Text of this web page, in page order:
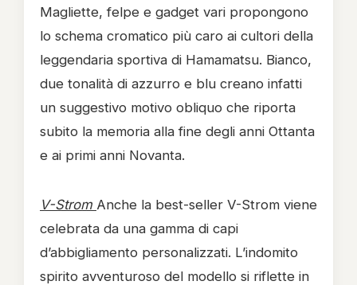
Magliette, felpe e gadget vari propongono
lo schema cromatico più caro ai cultori della
leggendaria sportiva di Hamamatsu. Bianco,
due tonalità di azzurro e blu creano infatti
un suggestivo motivo obliquo che riporta
subito la memoria alla fine degli anni Ottanta
e ai primi anni Novanta.
V-Strom Anche la best-seller V-Strom viene
celebrata da una gamma di capi
d’abbigliamento personalizzati. L’indomito
spirito avventuroso del modello si riflette in